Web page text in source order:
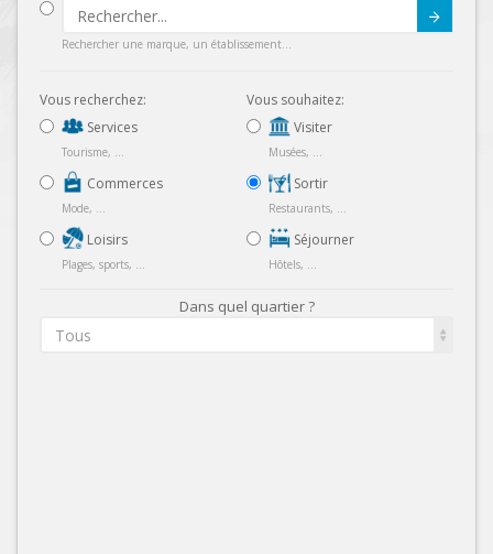
Rechercher une marque, un établissement...
Vous recherchez:
Services
Tourisme, ...
Commerces
Mode, ...
Loisirs
Plages, sports, ...
Vous souhaitez:
Visiter
Musées, ...
Sortir
Restaurants, ...
Séjourner
Hôtels, ...
Dans quel quartier ?
Tous